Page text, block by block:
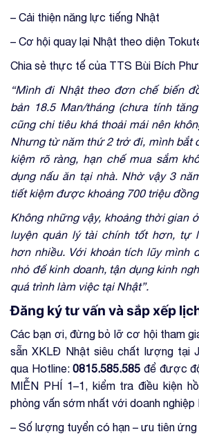
– Cải thiện năng lực tiếng Nhật
– Cơ hội quay lại Nhật theo diện
Chia sẻ thực tế của TTS Bùi Bích
“Mình đi Nhật theo đơn chế biến
bản 18.5 Man/tháng (chưa tính
cũng chi tiêu khá thoải mái nên
Nhưng từ năm thứ 2 trở đi, mình bắt
kiệm rõ ràng, hạn chế mua sắm
dụng nấu ăn tại nhà. Nhờ vậy 3
tiết kiệm được khoảng 700 triệu
Không những vậy, khoảng thời gian
luyện quản lý tài chính tốt hơn, tự
hơn nhiều. Với khoản tích lũy mình
nhỏ để kinh doanh, tận dụng kinh
quá trình làm việc tại Nhật”.
Đăng ký tư vấn và sắp xếp
Các bạn ơi, đừng bỏ lỡ cơ hội tham
sẵn XKLĐ Nhật siêu chất lượng tại
qua Hotline:0815.585.585 để được
MIỄN PHÍ 1–1, kiểm tra điều kiện
phỏng vấn sớm nhất với doanh nghiệp
– Số lượng tuyển có hạn – ưu tiên